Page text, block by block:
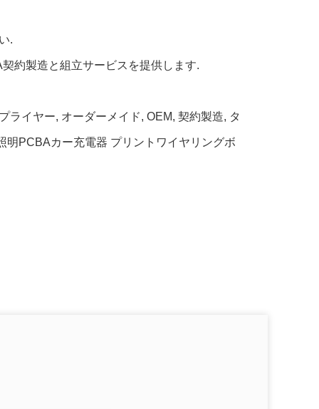
.
約製造と組立サービスを提供します.
ライヤー, オーダーメイド, OEM, 契約製造, タ
明PCBAカー充電器 プリントワイヤリングボ